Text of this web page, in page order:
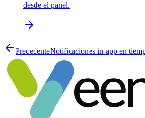
desde el panel.
PrecedenteNotificaciones in-app en